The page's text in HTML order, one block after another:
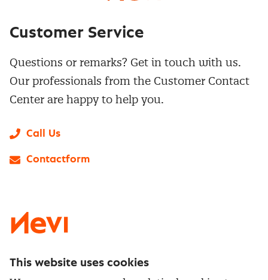
Customer Service
Questions or remarks? Get in touch with us.
Our professionals from the Customer Contact
Center are happy to help you.
Call Us
Contactform
This website uses cookies